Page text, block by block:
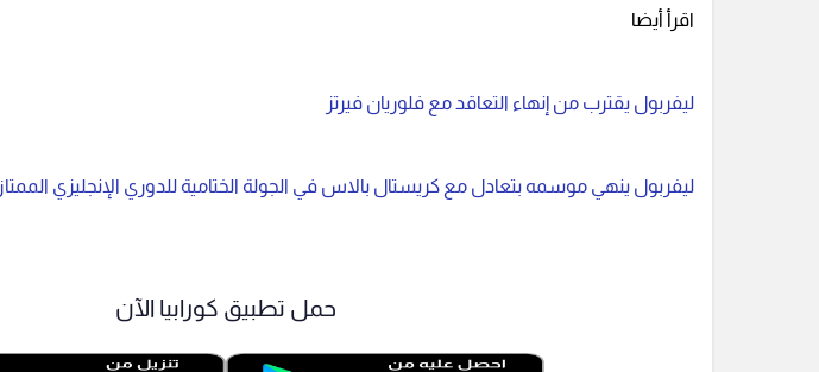
اقرأ أيضا
ليفربول يقترب من إنهاء التعاقد مع فلوريان فيرتز
ليفربول ينهي موسمه بتعادل مع كريستال بالاس في الجولة الختامية للدوري الإنجليزي الممتاز
حمل تطبيق كورابيا الآن